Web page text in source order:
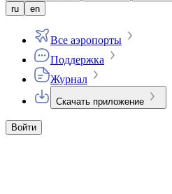
ru
en
Все аэропорты
Поддержка
Журнал
Скачать приложение
Войти